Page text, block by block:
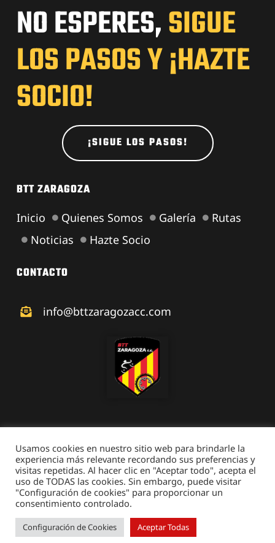
NO ESPERES,SIGUE
LOS PASOS Y ¡HAZTE
SOCIO!
¡SIGUE LOS PASOS!
BTT ZARAGOZA
Inicio Quienes Somos Galería
Rutas
Noticias
Hazte Socio
CONTACTO
info@bttzaragozacc.com
© 2026 • BTT Zaragoza • Todos los derechos reservados •
Aviso Legal• Desarrollado porNetymedia
Usamos cookies en nuestro sitio web para brindarle la
experiencia más relevante recordando sus preferencias y
visitas repetidas. Al hacer clic en "Aceptar todo", acepta el
uso de TODAS las cookies. Sin embargo, puede visitar
"Configuración de cookies" para proporcionar un
consentimiento controlado.
Configuración de Cookies Aceptar Todas